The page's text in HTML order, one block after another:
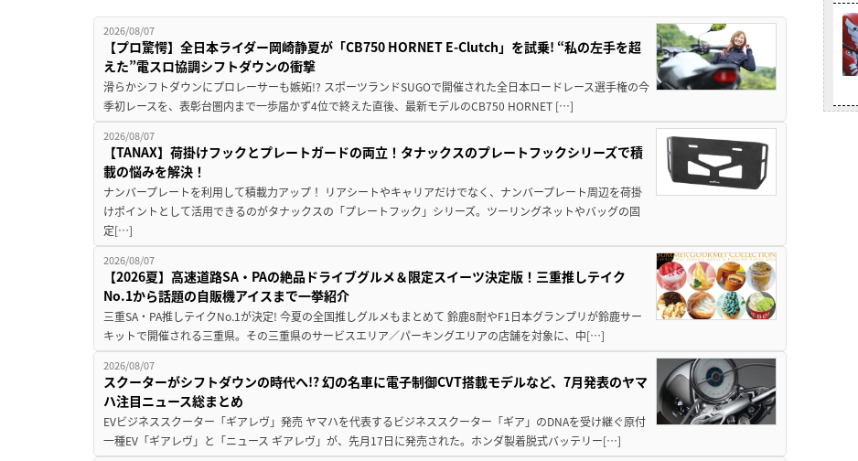
2026/08/07
【プロ驚愕】全日本ライダー岡崎静夏が「CB750 HORNET E-Clutch」を試乗! “私の左手を超
えた”電スロ協調シフトダウンの衝撃
滑らかシフトダウンにプロレーサーも嫉妬!? スポーツランドSUGOで開催された全日本ロードレース選手権の今
季初レースを、表彰台圏内まで一歩届かず4位で終えた直後、最新モデルのCB750 HORNET […]
2026/08/07
【TANAX】荷掛けフックとプレートガードの両立！タナックスのプレートフックシリーズで積
載の悩みを解決！
ナンバープレートを利用して積載力アップ！ リアシートやキャリアだけでなく、ナンバープレート周辺を荷掛
けポイントとして活用できるのがタナックスの「プレートフック」シリーズ。ツーリングネットやバッグの固
定[…]
2026/08/07
【2026夏】高速道路SA・PAの絶品ドライブグルメ＆限定スイーツ決定版！三重推しテイク
No.1から話題の自販機アイスまで一挙紹介
三重SA・PA推しテイクNo.1が決定! 今夏の全国推しグルメもまとめて 鈴鹿8耐やF1日本グランプリが鈴鹿サー
キットで開催される三重県。その三重県のサービスエリア／パーキングエリアの店舗を対象に、中[…]
2026/08/07
スクーターがシフトダウンの時代へ!? 幻の名車に電子制御CVT搭載モデルなど、7月発表のヤマ
ハ注目ニュース総まとめ
EVビジネススクーター「ギアレヴ」発売 ヤマハを代表するビジネススクーター「ギア」のDNAを受け継ぐ原付
一種EV「ギアレヴ」と「ニュース ギアレヴ」が、先月17日に発売された。ホンダ製着脱式バッテリー[…]